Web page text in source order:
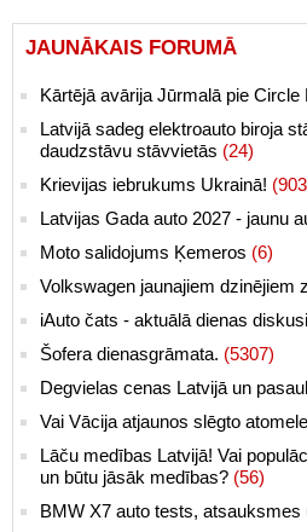
JAUNĀKAIS FORUMĀ
Kārtējā avārija Jūrmalā pie Circle
Latvijā sadeg elektroauto biroja
daudzstāvu stāvvietās (24)
Krievijas iebrukums Ukrainā!
Latvijas Gada auto 2027 - jaunu
Moto salidojums Ķemeros (6)
Volkswagen jaunajiem dzinējiem
iAuto čats - aktuālā dienas
Šofera dienasgrāmata. (5307)
Degvielas cenas Latvijā un
Vai Vācija atjaunos slēgto
Lāču medības Latvijā! Vai
un būtu jāsāk medības? (56)
BMW X7 auto tests, atsauksmes